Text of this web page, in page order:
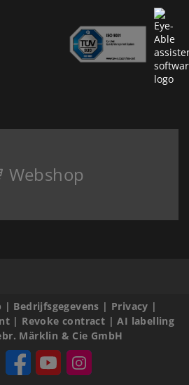
Webshop
| Bedrijfsgegevens | Privacy |
| Revoke contract |AI labelling
Märklin & Cie GmbH